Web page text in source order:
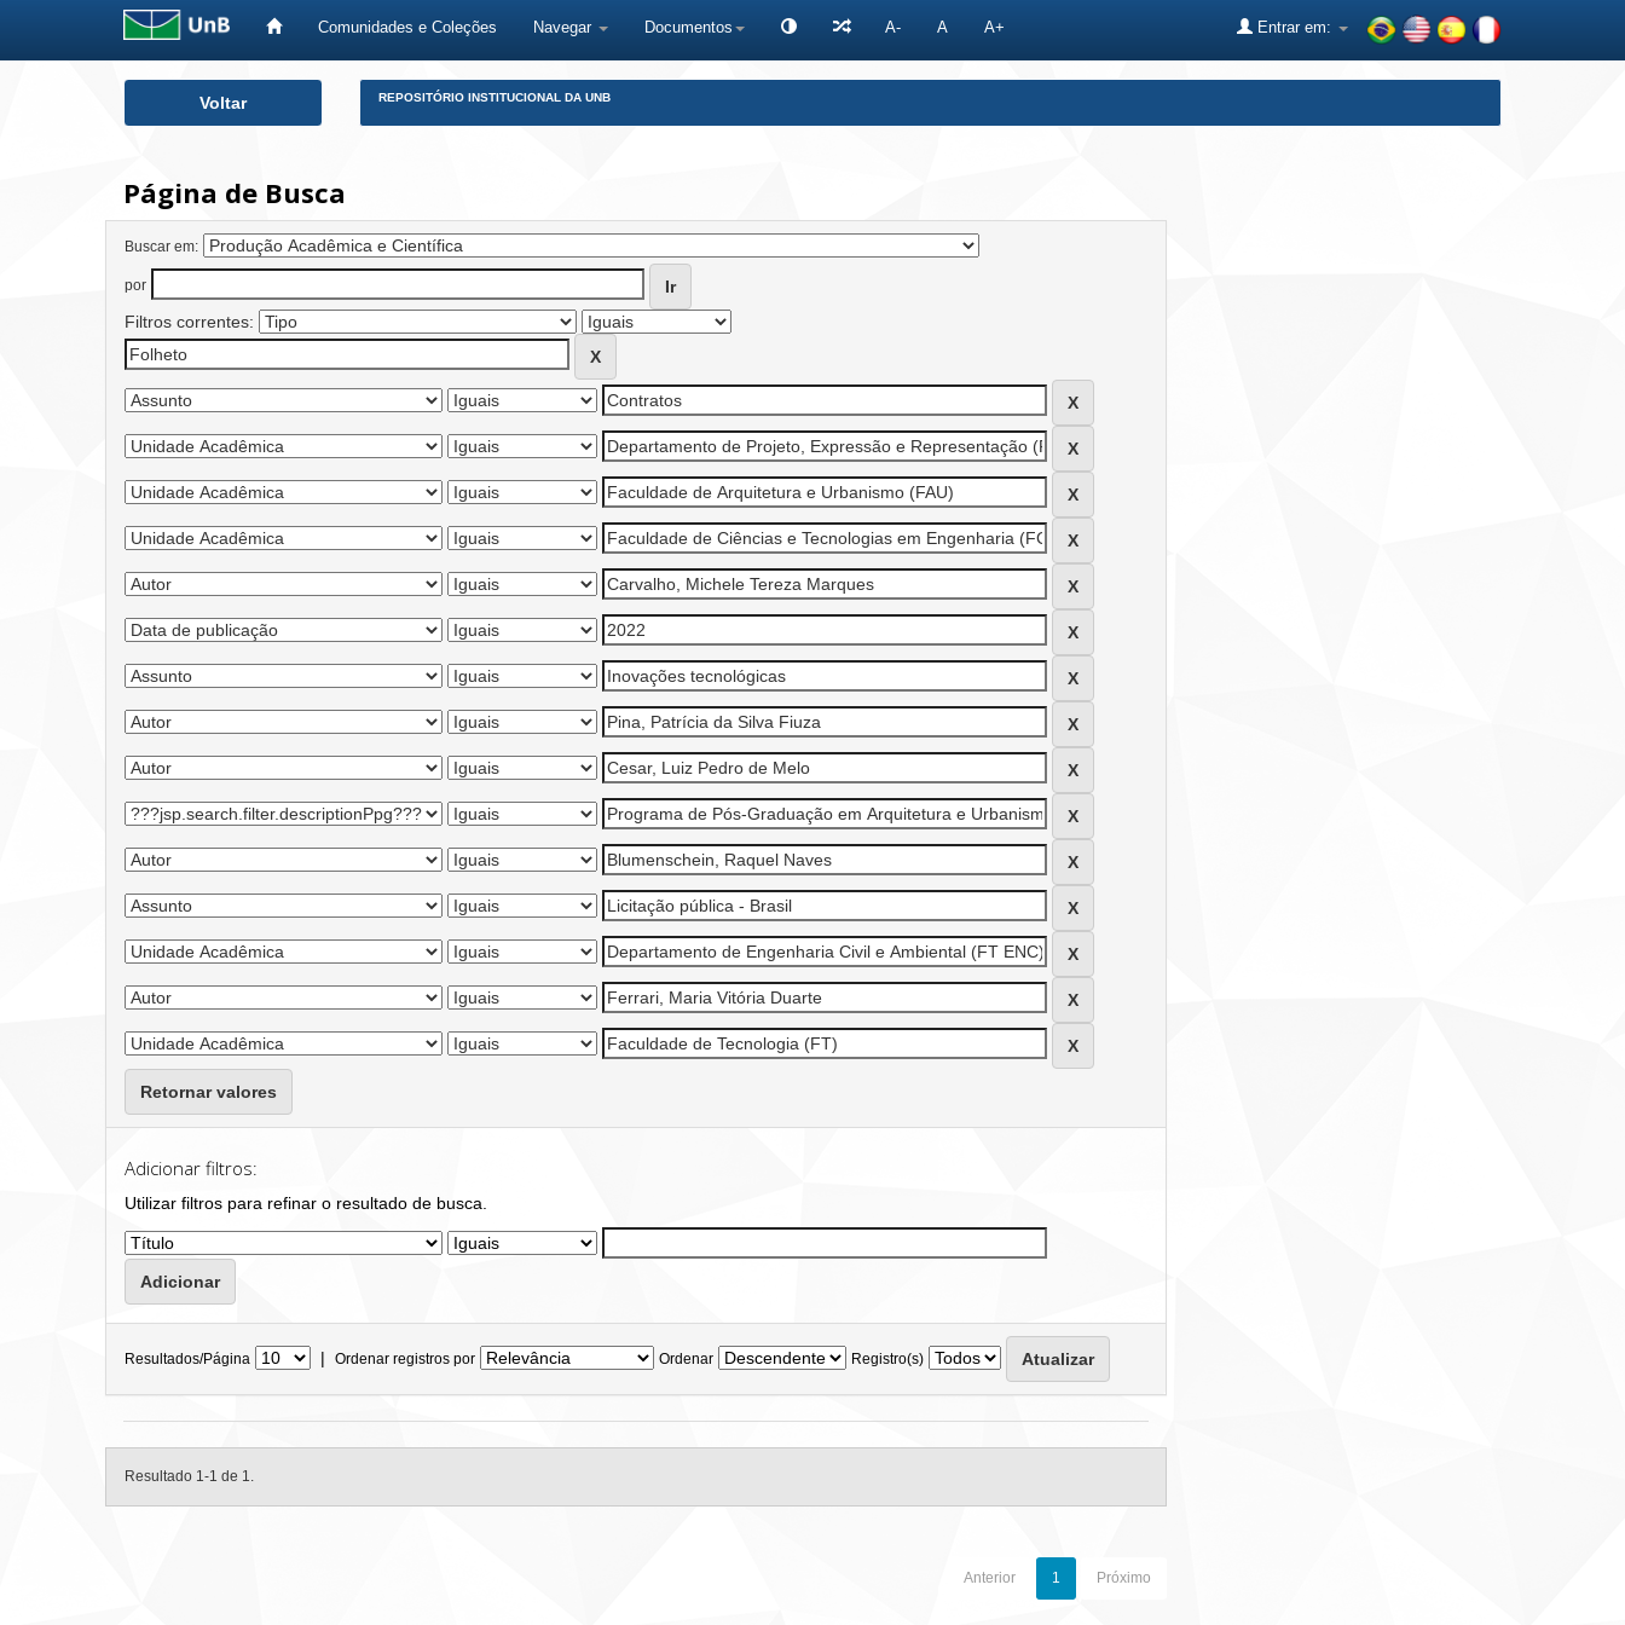
Comunidades e Coleções Navegar Documentos A- A A+ Entrar em:
Voltar REPOSITÓRIO INSTITUCIONAL DA UNB
Página de Busca
Buscar em:
por
Filtros correntes:
Retornar valores
Adicionar filtros:
Utilizar filtros para refinar o resultado de busca.
Resultados/Página | Ordenar registros por Ordenar Registro(s)
Resultado 1-1 de 1.
Anterior 1 Próximo